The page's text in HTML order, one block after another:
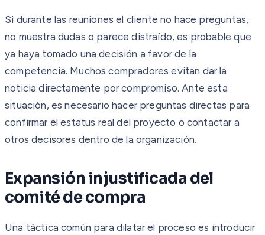
Si durante las reuniones el cliente no hace preguntas,
no muestra dudas o parece distraído, es probable que
ya haya tomado una decisión a favor de la
competencia. Muchos compradores evitan dar la
noticia directamente por compromiso. Ante esta
situación, es necesario hacer preguntas directas para
confirmar el estatus real del proyecto o contactar a
otros decisores dentro de la organización.
Expansión injustificada del
comité de compra
Una táctica común para dilatar el proceso es introducir